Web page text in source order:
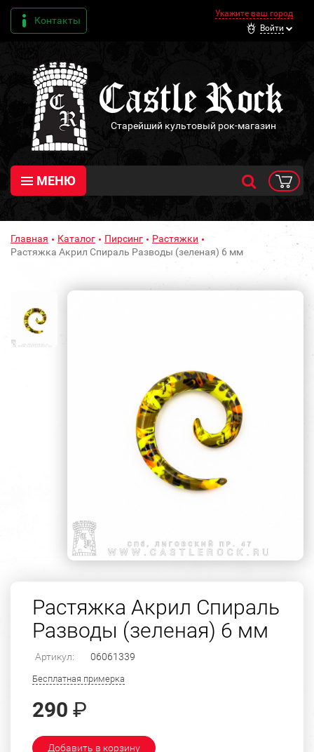
Контакты
Укажите ваш город
Войти
Старейший культовый рок-магазин
МЕНЮ
Главная Каталог Пирсинг
Растяжки
Растяжка Акрил Спираль Разводы (зеленая) 6 мм
Растяжка Акрил Спираль
Разводы (зеленая) 6 мм
Артикул: 06061339
Бесплатная примерка
290 ₽
Добавить в корзину